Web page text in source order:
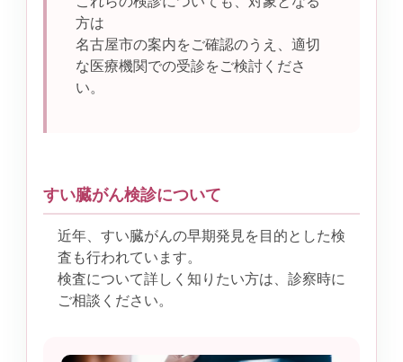
方は
名古屋市の案内をご確認のうえ、適切
な医療機関での受診をご検討くださ
い。
すい臓がん検診について
近年、すい臓がんの早期発見を目的とした検
査も行われています。
検査について詳しく知りたい方は、診察時に
ご相談ください。